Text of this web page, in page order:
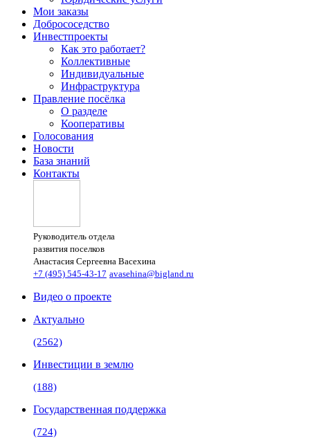
Мои заказы
Добрососедство
Инвестпроекты
Как это работает?
Коллективные
Индивидуальные
Инфраструктура
Правление посёлка
О разделе
Кооперативы
Голосования
Новости
База знаний
Контакты
Руководитель отдела
развития поселков
Анастасия Сергеевна Васехина
+7 (495) 545-43-17 avasehina@bigland.ru
Видео о проекте
Актуально
(2562)
Инвестиции в землю
(188)
Государственная поддержка
(724)